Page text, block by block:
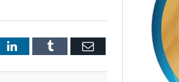
LinkedInTumblr Email